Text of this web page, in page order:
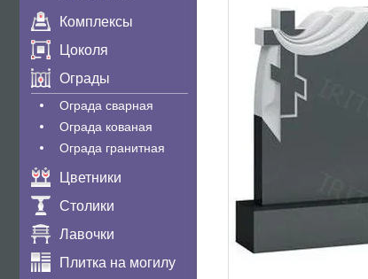
Комплексы
Цоколя
Ограды
Ограда сварная
Ограда кованая
Ограда гранитная
Цветники
Столики
Лавочки
Плитка на могилу